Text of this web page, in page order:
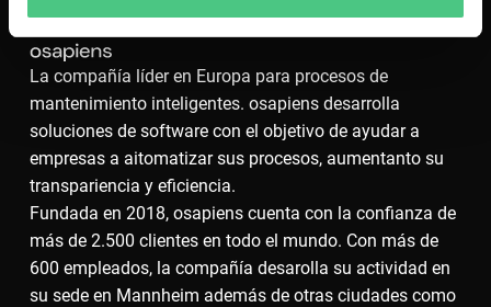
La compañía líder en Europa para procesos de
mantenimiento inteligentes. osapiens desarrolla
soluciones de software con el objetivo de ayudar a
empresas a aitomatizar sus procesos, aumentanto su
transpariencia y eficiencia.
Fundada en 2018, osapiens cuenta con la confianza de
más de 2.500 clientes en todo el mundo. Con más de
600 empleados, la compañía desarolla su actividad en
su sede en Mannheim además de otras ciudades como